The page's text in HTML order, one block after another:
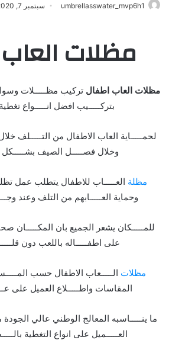
umbrellasswater_mvp6h1 سبتمبر 7, 2020
مظلات
مظلات العاب اطفال تركيب مظـــــلات
بتركـــــيب افضل انـــــواع
لحمـــــاية العاب الاطفال من التـــــلف
وخلال فصـــــل الصيف
مظلة العـــــاب للاطفال يتطلب عمل
وحماية العـــــابهم من التلف وعند
للمـــــكان يشعر الجميع بان
على اطفـــــاله باللعب دون
مظلات الـــــعاب الاطفال حسب
المقاسات واطـــــلاع العميل على
ما ينـــــاسبه المعالج الوطني عالي الجودة
العـــــميل على انواع التغطية